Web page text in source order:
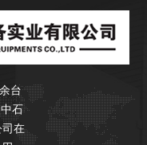
中
大
厅、
以
台
石
在